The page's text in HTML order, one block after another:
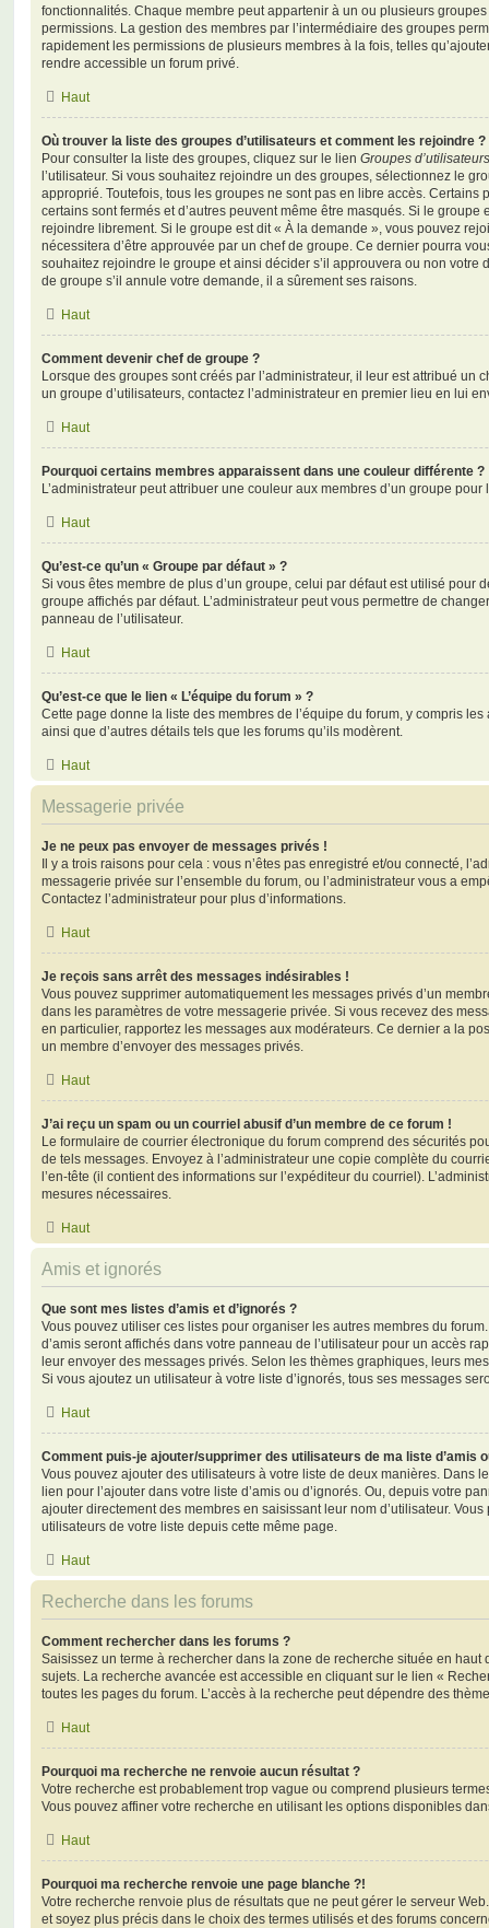
fonctionnalités. Chaque membre peut appartenir à un ou plusieurs
permissions. La gestion des membres par l’intermédiaire des groupes
rapidement les permissions de plusieurs membres à la fois, telles
rendre accessible un forum privé.
Haut
Où trouver la liste des groupes d’utilisateurs et comment les rejoindre ?
Pour consulter la liste des groupes, cliquez sur le lien Groupes d’utilisateurs
l’utilisateur. Si vous souhaitez rejoindre un des groupes, sélectionnez le
approprié. Toutefois, tous les groupes ne sont pas en libre accès. Certains
certains sont fermés et d’autres peuvent même être masqués. Si le groupe
rejoindre librement. Si le groupe est dit « À la demande », vous pouvez
nécessitera d’être approuvée par un chef de groupe. Ce dernier pourra
souhaitez rejoindre le groupe et ainsi décider s’il approuvera ou non votre
de groupe s’il annule votre demande, il a sûrement ses raisons.
Haut
Comment devenir chef de groupe ?
Lorsque des groupes sont créés par l’administrateur, il leur est attribué un
un groupe d’utilisateurs, contactez l’administrateur en premier lieu en lui
Haut
Pourquoi certains membres apparaissent dans une couleur différente ?
L’administrateur peut attribuer une couleur aux membres d’un groupe
Haut
Qu’est-ce qu’un « Groupe par défaut » ?
Si vous êtes membre de plus d’un groupe, celui par défaut est utilisé pour
groupe affichés par défaut. L’administrateur peut vous permettre de
panneau de l’utilisateur.
Haut
Qu’est-ce que le lien « L’équipe du forum » ?
Cette page donne la liste des membres de l’équipe du forum, y compris
ainsi que d’autres détails tels que les forums qu’ils modèrent.
Haut
Messagerie privée
Je ne peux pas envoyer de messages privés !
Il y a trois raisons pour cela : vous n’êtes pas enregistré et/ou connecté,
messagerie privée sur l’ensemble du forum, ou l’administrateur vous a
Contactez l’administrateur pour plus d’informations.
Haut
Je reçois sans arrêt des messages indésirables !
Vous pouvez supprimer automatiquement les messages privés d’un
dans les paramètres de votre messagerie privée. Si vous recevez des
en particulier, rapportez les messages aux modérateurs. Ce dernier a la
un membre d’envoyer des messages privés.
Haut
J’ai reçu un spam ou un courriel abusif d’un membre de ce forum !
Le formulaire de courrier électronique du forum comprend des sécurités
de tels messages. Envoyez à l’administrateur une copie complète du
l’en-tête (il contient des informations sur l’expéditeur du courriel).
mesures nécessaires.
Haut
Amis et ignorés
Que sont mes listes d’amis et d’ignorés ?
Vous pouvez utiliser ces listes pour organiser les autres membres du
d’amis seront affichés dans votre panneau de l’utilisateur pour un accès
leur envoyer des messages privés. Selon les thèmes graphiques, leurs
Si vous ajoutez un utilisateur à votre liste d’ignorés, tous ses messages
Haut
Comment puis-je ajouter/supprimer des utilisateurs de ma liste d’amis
Vous pouvez ajouter des utilisateurs à votre liste de deux manières. Dans
lien pour l’ajouter dans votre liste d’amis ou d’ignorés. Ou, depuis votre
ajouter directement des membres en saisissant leur nom d’utilisateur.
utilisateurs de votre liste depuis cette même page.
Haut
Recherche dans les forums
Comment rechercher dans les forums ?
Saisissez un terme à rechercher dans la zone de recherche située en haut
sujets. La recherche avancée est accessible en cliquant sur le lien «
toutes les pages du forum. L’accès à la recherche peut dépendre des
Haut
Pourquoi ma recherche ne renvoie aucun résultat ?
Votre recherche est probablement trop vague ou comprend plusieurs
Vous pouvez affiner votre recherche en utilisant les options disponibles
Haut
Pourquoi ma recherche renvoie une page blanche ?!
Votre recherche renvoie plus de résultats que ne peut gérer le serveur
et soyez plus précis dans le choix des termes utilisés et des forums